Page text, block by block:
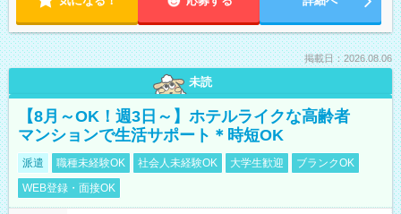
掲載日：2026.08.06
未読
【8月～OK！週3日～】ホテルライクな高齢者
マンションで生活サポート＊時短OK
派遣 職種未経験OK 社会人未経験OK 大学生歓迎
ブランクOK
WEB登録・面接OK